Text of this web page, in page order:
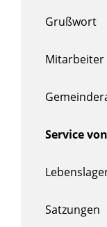
Grußwort
Mitarbeiter
Service
Satzungen